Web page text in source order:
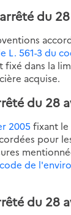
du
L. 561-3 du
fixé dans la
acquise.
du 28
2005 fixant le
pour
de
du 28